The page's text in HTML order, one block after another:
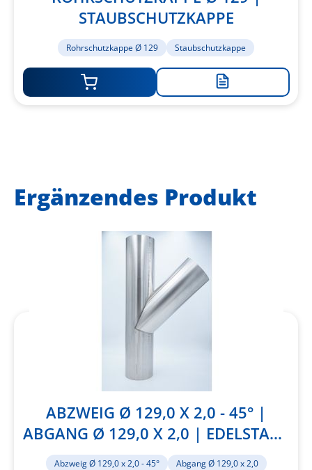
STAUBSCHUTZKAPPE
Rohrschutzkappe Ø 129 Staubschutzkappe
Zur
Ergänzendes Produkt
ABZWEIG Ø 129,0 X 2,0 - 45° |
ABGANG Ø 129,0 X 2,0 | EDELSTAHL
1.4301
Abzweig Ø 129,0 x 2,0 - 45°
Abgang Ø 129,0 x 2,0